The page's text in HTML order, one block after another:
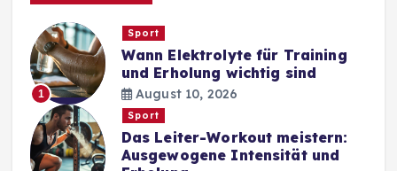
1
Sport
Wann Elektrolyte für Training
und Erholung wichtig sind
August 10, 2026
Sport
Das Leiter-Workout meistern:
Ausgewogene Intensität und